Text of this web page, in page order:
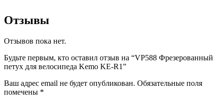
Отзывы
Отзывов пока нет.
Будьте первым, кто оставил отзыв на “VP588 Фрезерованный
петух для велосипеда Kemo KE-R1”
Ваш адрес email не будет опубликован. Обязательные поля
помечены *